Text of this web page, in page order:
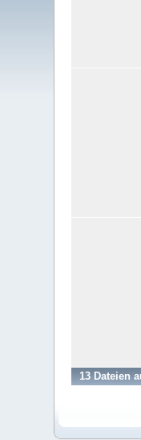
13 Dateien